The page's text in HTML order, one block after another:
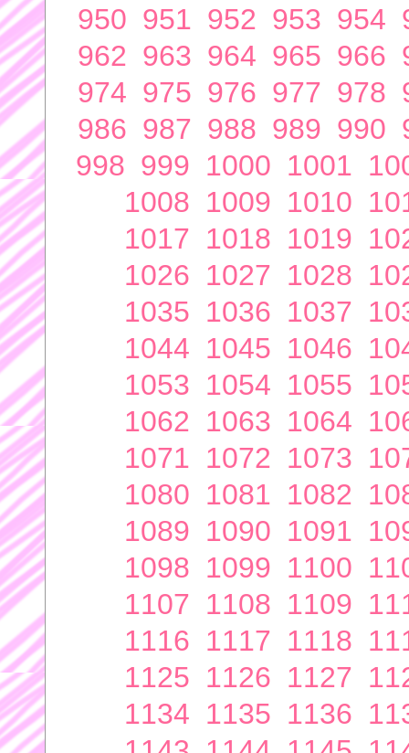
950 951 952 953 954
962 963 964 965 966
974 975 976 977 978
986 987 988 989 990
998 999 1000 1001
1008 1009 1010
1017 1018 1019
1026 1027 1028
1035 1036 1037
1044 1045 1046
1053 1054 1055
1062 1063 1064
1071 1072 1073
1080 1081 1082
1089 1090 1091
1098 1099 1100
1107 1108 1109
1116 1117 1118
1125 1126 1127
1134 1135 1136